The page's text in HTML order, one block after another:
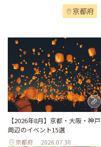
京都府
【2026年8月】京都・大阪・神戸
周辺のイベント15選
京都府 2026.07.30